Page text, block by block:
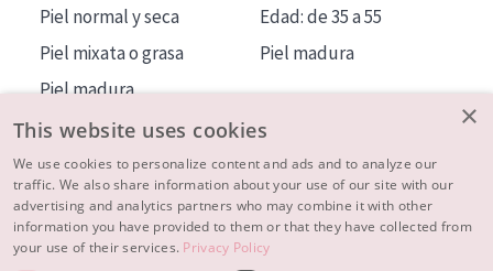
Piel normal y seca
Piel mixata o grasa
Piel madura
Piel expuesta al sol
Piel menopáusica
Edad: de 35 a 55
Piel madura
MÁS SOBRE NOSOTROS
INSPIRACIÓN
×
This website uses cookies
We use cookies to personalize content and ads and to analyze our
traffic. We also share information about your use of our site with our
advertising and analytics partners who may combine it with other
information you have provided to them or that they have collected from
your use of their services. Privacy Policy